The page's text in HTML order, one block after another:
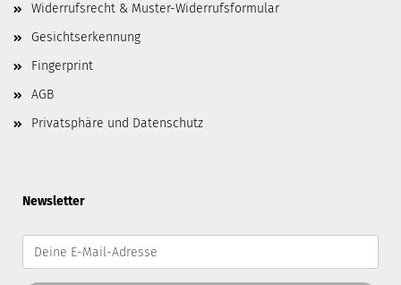
Widerrufsrecht & Muster-Widerrufsformular
Gesichtserkennung
Fingerprint
AGB
Privatsphäre und Datenschutz
Newsletter